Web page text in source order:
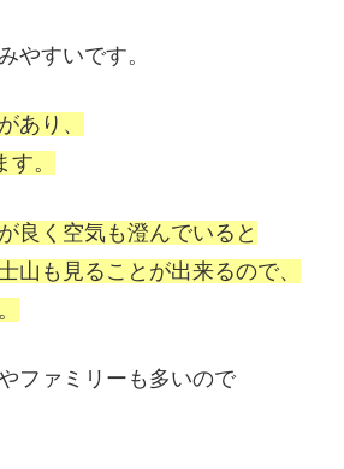
やすいです。
あり、
。
良く空気も澄んでいると
山も見ることが出来るので、
ファミリーも多いので